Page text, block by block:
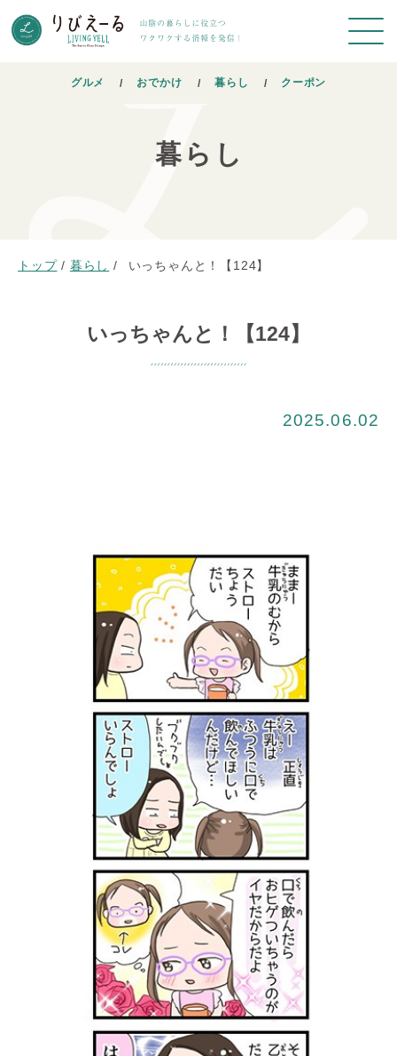
グルメ おでかけ 暮らし クーポン
暮らし
トップ / 暮らし / いっちゃんと！【124】
いっちゃんと！【124】
2025.06.02